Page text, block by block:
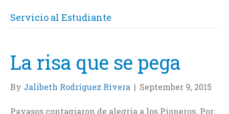
Servicio al Estudiante
La risa que se pega
By Jalibeth Rodríguez Rivera | September 9, 2015
Payasos contagiaron de alegría a los Pioneros. Por: